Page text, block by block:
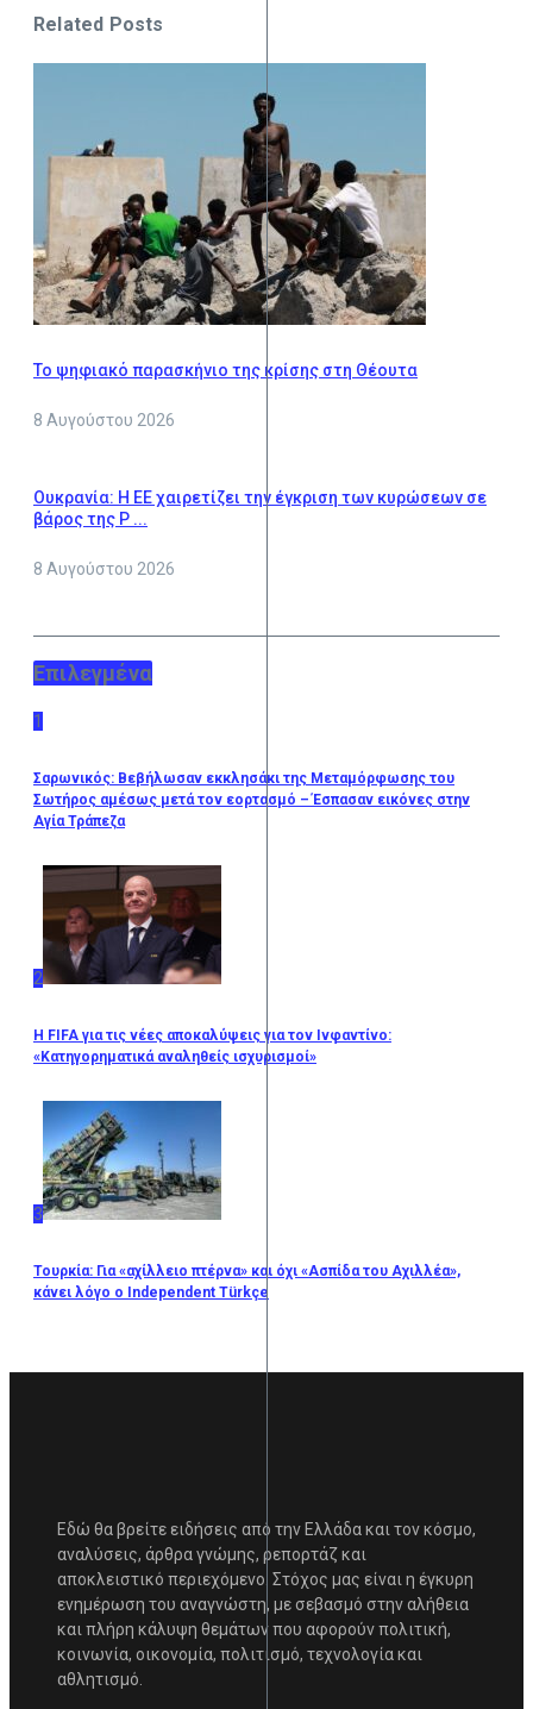
Related Posts
Το ψηφιακό παρασκήνιο της κρίσης στη Θέουτα
8 Αυγούστου 2026
Ουκρανία: Η ΕΕ χαιρετίζει την έγκριση των κυρώσεων σε
βάρος της Ρ ...
8 Αυγούστου 2026
Επιλεγμένα
1
Σαρωνικός: Βεβήλωσαν εκκλησάκι της Μεταμόρφωσης του
Σωτήρος αμέσως μετά τον εορτασμό – Έσπασαν εικόνες στην
Αγία Τράπεζα
2
Η FIFA για τις νέες αποκαλύψεις για τον Ινφαντίνο:
«Κατηγορηματικά αναληθείς ισχυρισμοί»
3
Τουρκία: Για «αχίλλειο πτέρνα» και όχι «Ασπίδα του Αχιλλέα»,
κάνει λόγο ο Independent Türkçe
Εδώ θα βρείτε ειδήσεις από την Ελλάδα και τον κόσμο,
αναλύσεις, άρθρα γνώμης, ρεπορτάζ και
αποκλειστικό περιεχόμενο. Στόχος μας είναι η έγκυρη
ενημέρωση του αναγνώστη, με σεβασμό στην αλήθεια
και πλήρη κάλυψη θεμάτων που αφορούν πολιτική,
κοινωνία, οικονομία, πολιτισμό, τεχνολογία και
αθλητισμό.